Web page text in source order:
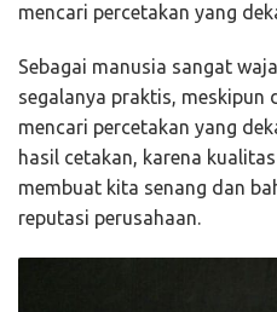
mencari percetakan yang
Sebagai manusia sangat
segalanya praktis, meskipun
mencari percetakan yang
hasil cetakan, karena
membuat kita senang dan
reputasi perusahaan.